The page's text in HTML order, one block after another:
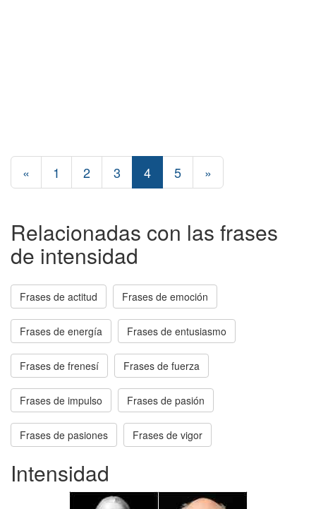
« 1 2 3 4 5 »
Relacionadas con las frases
de intensidad
Frases de actitud Frases de emoción
Frases de energía Frases de entusiasmo
Frases de frenesí Frases de fuerza
Frases de impulso Frases de pasión
Frases de pasiones Frases de vigor
Intensidad